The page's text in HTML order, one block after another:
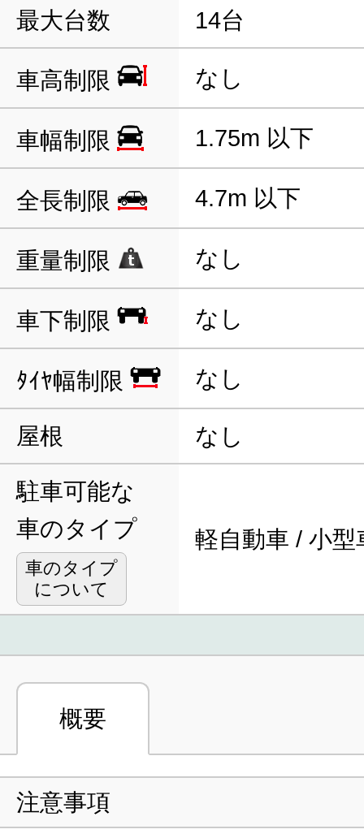
最大台数 14台
車高制限 なし
車幅制限 1.75m 以下
全長制限 4.7m 以下
重量制限 なし
車下制限 なし
ﾀｲﾔ幅制限 なし
屋根 なし
駐車可能な
車のタイプ
車のタイプ
について
軽自動車 / 小型
概要
注意事項